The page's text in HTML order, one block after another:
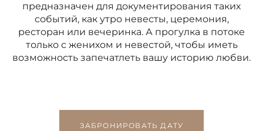
предназначен для документирования таких
событий, как утро невесты, церемония,
ресторан или вечеринка. А прогулка в потоке
только с женихом и невестой, чтобы иметь
возможность запечатлеть вашу историю любви.
ЗАБРОНИРОВАТЬ ДАТУ